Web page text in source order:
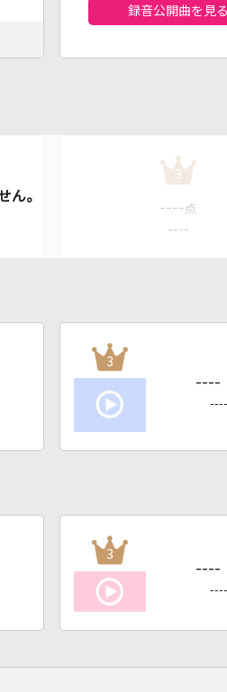
録音公開曲を見る
3
---- 点
----
3
----
3
----